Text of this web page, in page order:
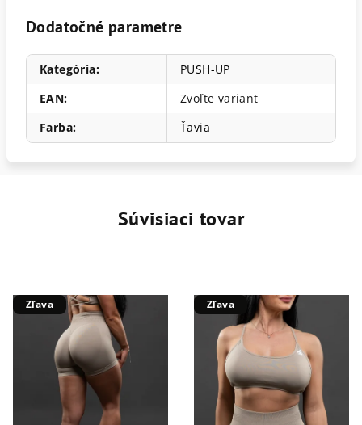
Dodatočné parametre
Kategória:
PUSH-UP
EAN:
Zvoľte variant
Farba: Ťavia
Súvisiaci tovar
Zľava Zľava